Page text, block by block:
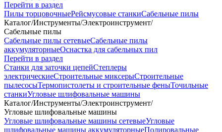
Перейти в раздел
Пилы торцовочныеРейсмусовые станкиСабельные пилы
Каталог/Инструменты/Электроинструмент/
Сабельные пилы
Сабельные пилы сетевыеСабельные пилы
аккумуляторныеОснастка для сабельных пил
Перейти в раздел
Станки для заточки цепейСтеплеры
электрическиеСтроительные миксерыСтроительные
пылесосыТермопистолеты и строительные феныТочильные
станкиУгловые шлифовальные машины
Каталог/Инструменты/Электроинструмент/
Угловые шлифовальные машины
Угловые шлифовальные машины сетевыеУгловые
шлифовальные машины аккумуляторныеПолировальные